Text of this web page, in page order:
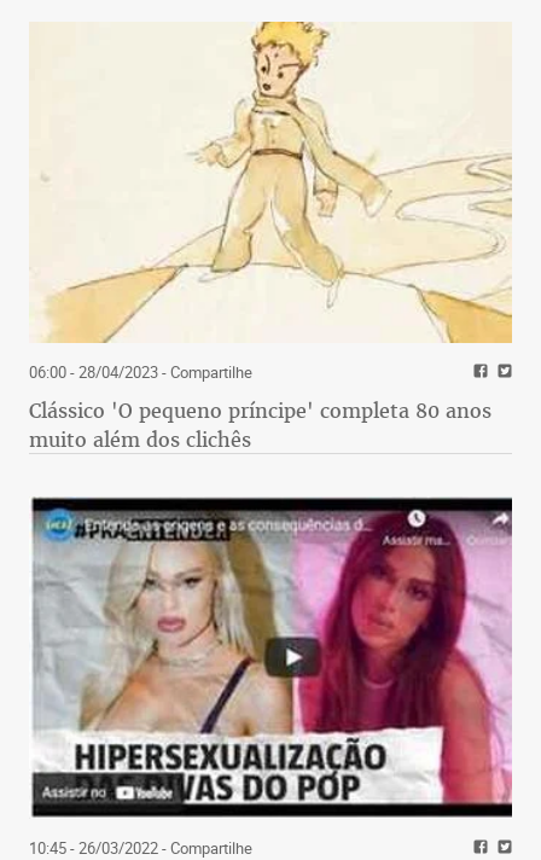
06:00 - 28/04/2023- Compartilhe
Clássico 'O pequeno príncipe' completa 80 anos
muito além dos clichês
10:45 - 26/03/2022- Compartilhe